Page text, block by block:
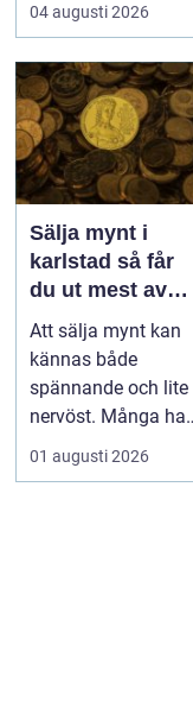
preventivmedelsråd
givninge...
04 augusti 2026
Sälja mynt i
karlstad så får
du ut mest av
dina samlingar
Att sälja mynt kan
kännas både
spännande och lite
nervöst. Många har
ärvt mynt, hittat
gamla burkar ...
01 augusti 2026